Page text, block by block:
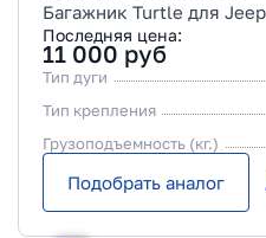
Багажник Turtle для
Последняя цена:
11 000 руб
Тип дуги
Тип крепления
Грузоподъемность (кг.)
Подобрать аналог